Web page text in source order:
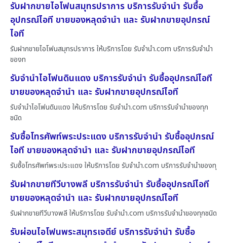
รับฝากขายไอโฟนสมุทรปราการ บริการรับจำนำ รับซื้อ
อุปกรณ์ไอที ขายของหลุดจำนำ และ รับฝากขายอุปกรณ์
ไอที
รับฝากขายไอโฟนสมุทรปราการ ให้บริการโดย รับจํานํา.com บริการรับจำนำ
ของท
รับจำนำไอโฟนดินแดง บริการรับจำนำ รับซื้ออุปกรณ์ไอที
ขายของหลุดจำนำ และ รับฝากขายอุปกรณ์ไอที
รับจำนำไอโฟนดินแดง ให้บริการโดย รับจํานํา.com บริการรับจำนำของทุก
ชนิด
รับซื้อโทรศัพท์พระประแดง บริการรับจำนำ รับซื้ออุปกรณ์
ไอที ขายของหลุดจำนำ และ รับฝากขายอุปกรณ์ไอที
รับซื้อโทรศัพท์พระประแดง ให้บริการโดย รับจํานํา.com บริการรับจำนำของทุ
รับฝากขายทีวีบางพลี บริการรับจำนำ รับซื้ออุปกรณ์ไอที
ขายของหลุดจำนำ และ รับฝากขายอุปกรณ์ไอที
รับฝากขายทีวีบางพลี ให้บริการโดย รับจํานํา.com บริการรับจำนำของทุกชนิด
รับผ่อนไอโฟนพระสมุทรเจดีย์ บริการรับจำนำ รับซื้อ